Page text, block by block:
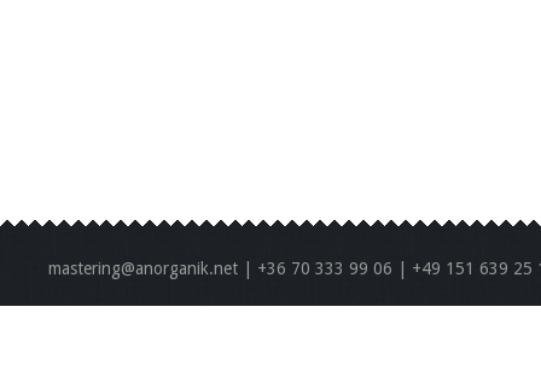
mastering@anorganik.net | +36 70 333 99 06 | +49 151 639 25